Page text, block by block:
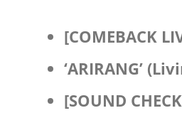
[COMEBACK
‘ARIRANG’
[SOUND